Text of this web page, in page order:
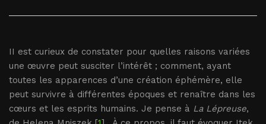
II est curieux de constater pour quelles raisons variées
une œuvre peut susciter l’intérêt ; comment, ayant
toutes les apparences d’une création éphémère, elle
peut survivre à différentes époques et renaître dans les
cœurs et les esprits humains. Je pense à La Lépreuse,